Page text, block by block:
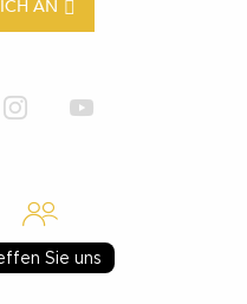
AN
Sie uns